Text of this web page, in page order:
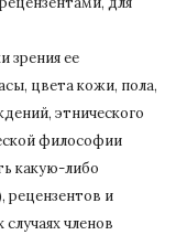
зрения ее
цвета кожи, пола,
этнического
философии
какую-либо
рецензентов и
членов